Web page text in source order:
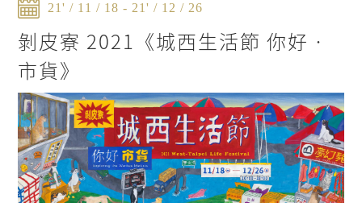
21' / 11 / 18 - 21' / 12 / 26
剝皮寮 2021《城西生活節 你好‧
市貨》